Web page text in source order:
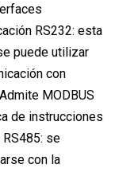
RS232: esta
puede utilizar
con
MODBUS
de instrucciones
se
con la